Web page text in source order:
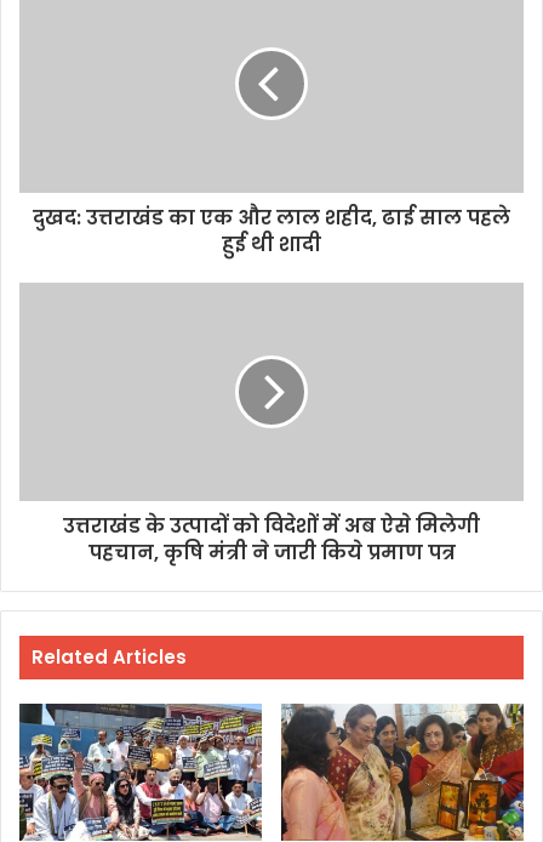
दुखद: उत्तराखंड का एक और लाल शहीद, ढाई साल पहले
हुई थी शादी
उत्तराखंड के उत्पादों को विदेशों में अब ऐसे मिलेगी
पहचान, कृषि मंत्री ने जारी किये प्रमाण पत्र
Related Articles